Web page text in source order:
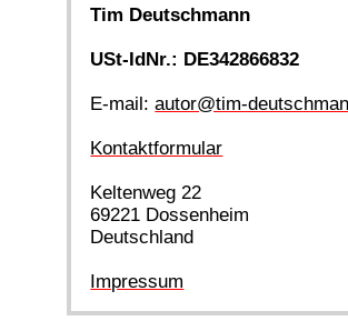
Tim Deutschmann
USt-IdNr.: DE342866832
E-mail:autor@tim-
Kontaktformular
Keltenweg 22
69221 Dossenheim
Deutschland
Impressum